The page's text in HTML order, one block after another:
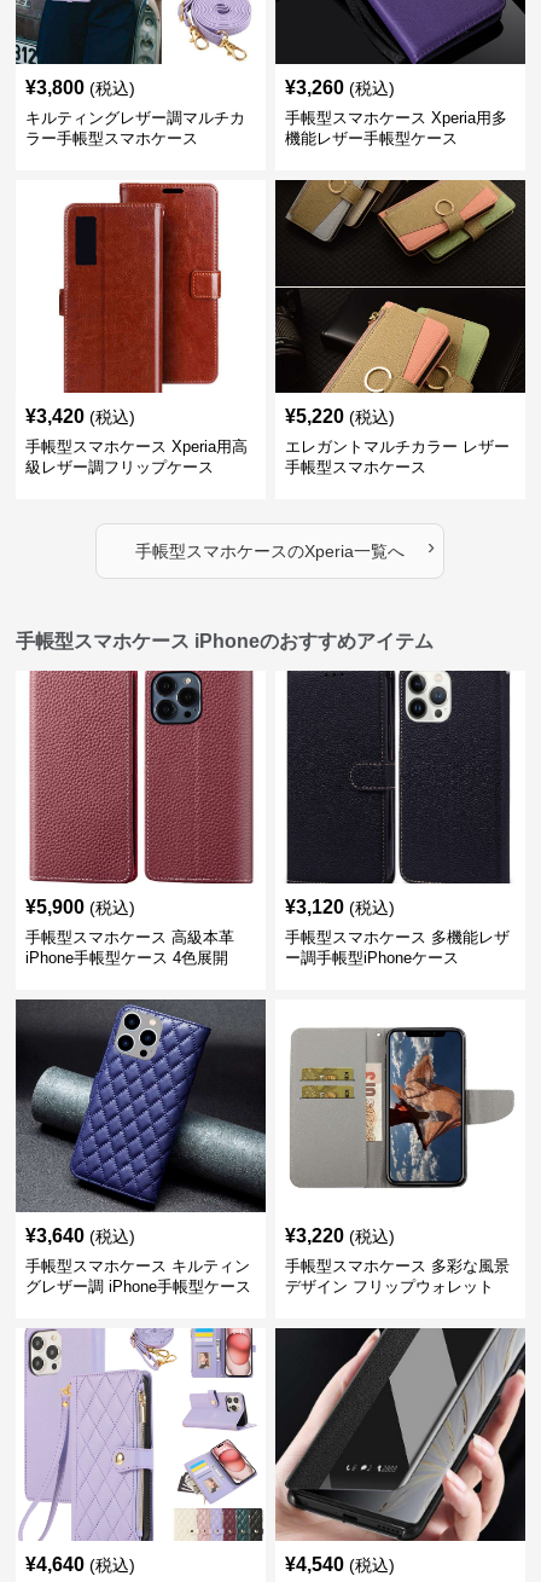
¥3,800 (税込)
キルティングレザー調マルチカ
ラー手帳型スマホケース
¥3,260 (税込)
手帳型スマホケース Xperia用多
機能レザー手帳型ケース
¥3,420 (税込)
手帳型スマホケース Xperia用高
級レザー調フリップケース
¥5,220 (税込)
エレガントマルチカラー レザー
手帳型スマホケース
手帳型スマホケースのXperia一覧へ ›
手帳型スマホケース iPhoneのおすすめアイテム
¥5,900 (税込)
手帳型スマホケース 高級本革
iPhone手帳型ケース 4色展開
¥3,120 (税込)
手帳型スマホケース 多機能レザ
ー調手帳型iPhoneケース
¥3,640 (税込)
手帳型スマホケース キルティン
グレザー調 iPhone手帳型ケース
¥3,220 (税込)
手帳型スマホケース 多彩な風景
デザイン フリップウォレット
¥4,640 (税込) ¥4,540 (税込)